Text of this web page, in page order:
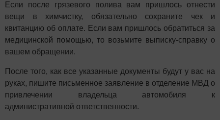
Если после грязевого полива вам пришлось отнести
вещи в химчистку, обязательно сохраните чек и
квитанцию об оплате. Если вам пришлось обратиться за
медицинской помощью, то возьмите выписку-справку о
вашем обращении.
После того, как все указанные документы будут у вас на
руках, пишите письменное заявление в отделение МВД о
привлечении владельца автомобиля к
административной ответственности.